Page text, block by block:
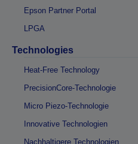
Epson Partner Portal
LPGA
Technologies
Heat-Free Technology
PrecisionCore-Technologie
Micro Piezo-Technologie
Innovative Technologien
Nachhaltigere Technologien